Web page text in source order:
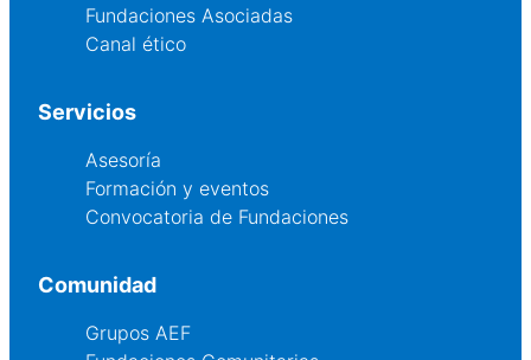
Fundaciones Asociadas
Canal ético
Servicios
Asesoría
Formación y eventos
Convocatoria de Fundaciones
Comunidad
Grupos AEF